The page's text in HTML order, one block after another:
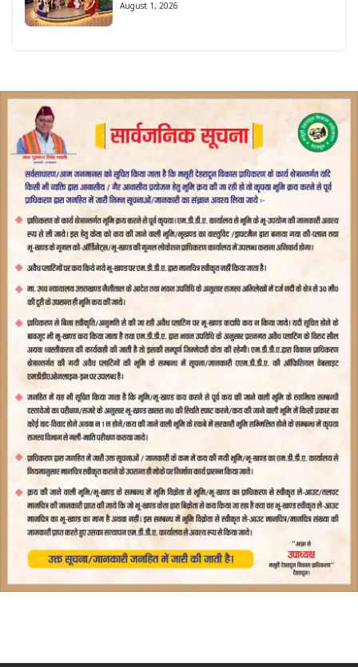
August 1, 2026